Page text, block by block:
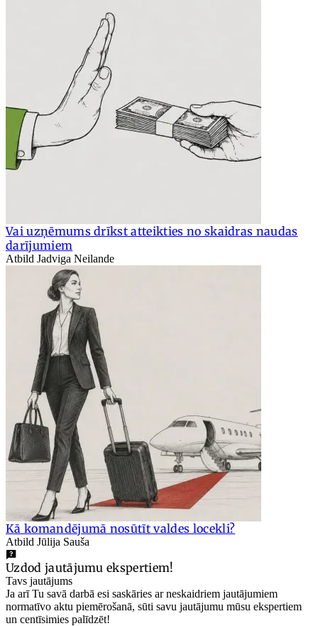
Vai uzņēmums drīkst atteikties no skaidras naudas
darījumiem
Atbild Jadviga Neilande
Kā komandējumā nosūtīt valdes locekli?
Atbild Jūlija Sauša
Uzdod jautājumu ekspertiem!
Tavs jautājums
Ja arī Tu savā darbā esi saskāries ar neskaidriem jautājumiem
normatīvo aktu piemērošanā, sūti savu jautājumu mūsu ekspertiem
un centīsimies palīdzēt!